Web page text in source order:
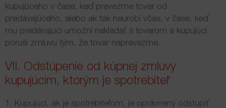
kupujúceho v čase, keď prevezme tovar od
predávajúceho, alebo ak tak neurobí včas, v čase, keď
mu predávajúci umožní nakladať s tovarom a kupujúci
poruší zmluvu tým, že tovar neprevezme.
VII. Odstúpenie od kúpnej zmluvy
kupujúcim, ktorým je spotrebiteľ
1. Kupujúci, ak je spotrebiteľom, je oprávnený odstúpiť